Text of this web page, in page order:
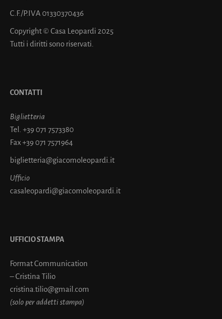
C.F./P.IVA 01330370436
Copyright © Casa Leopardi 2025
Tutti i diritti sono riservati.
CONTATTI
Biglietteria
Tel. +39 071 7573380
Fax+39 071 7571964
biglietteria@giacomoleopardi.it
Ufficio
casaleopardi@giacomoleopardi.it
UFFICIO STAMPA
Format Communication
– Cristina Tilio
cristina.tilio@gmail.com
(solo per addetti stampa)